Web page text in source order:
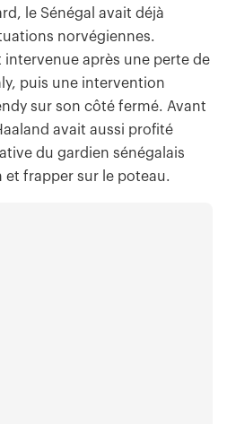
le Sénégal avait déjà
norvégiennes.
intervenue après une perte de
puis une intervention
sur son côté fermé. Avant
avait aussi profité
du gardien sénégalais
et frapper sur le poteau.